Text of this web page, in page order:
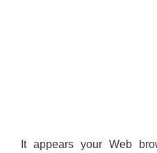
It appears your Web